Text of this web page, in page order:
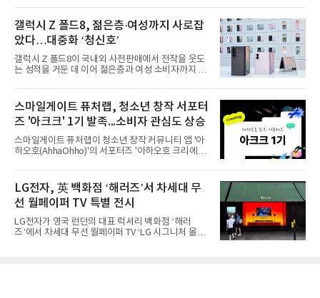
갤럭시 Z 폴드8, 젊은층·여성까지 사로잡
았다…대중화 ‘청신호’
갤럭시 Z 폴드8이 국내외 사전판매에서 전작을 웃도
는 성적을 거둔 데 이어 젊은층과 여성 소비자까지 빠
산성을 앞세운 기존 폴드의 소비자층에서 벗어나 디
자인과 휴대성을 강화하면서 폴더블폰의 대중화를 본
격화하고 있다는 분석이 나온다.10일 카운터포인트
리서치에 따르면 갤럭시 Z8 시리즈의 글로벌 사전판
매량은 전작 대비 30% 이상 증가했다. 국내 사전판매
량은 전작 대비 39% 늘었고 유럽에서도 20% 이상
증가했다. 미국에서도 역대 폴드 시리즈 가운데 가장
폼팩터 변화가 영향
스마일게이트 퓨처랩, 청소년 창작 서포터
즈 '아크크' 1기 발족...소비자 관심도 상승
스마일게이트 퓨처랩이 청소년 창작 커뮤니티 앱 '아
하오호(AhhaOhho)'의 서포터즈 '아하오호 크리에이
기를 발족했다고 10일 밝혔다.아하오호는 퓨처랩이
지난 10년간 오프라인 공간에서 운영해 온 창의환경
철학을 디지털로 확장한 플랫폼이다. 학습자가 자신
의 관심사에서 출발해 직접 만들고 시행착오를 겪으
며 배움을 넓혀가도록 설계됐다. 디지털 콘텐츠를 소
비만 하기 쉬운 AI 시대의 아이들에게 정답을 따라가
는 능력보다 스스로 질문하고 만들어보는 '주체적 배
LG전자, 英 백화점 ‘해러즈’서 차세대 무
선 월페이퍼 TV 특별 전시
LG전자가 영국 런던의 대표 럭셔리 백화점 ‘해러
즈’에서 차세대 무선 월페이퍼 TV ‘LG 시그니처 올레